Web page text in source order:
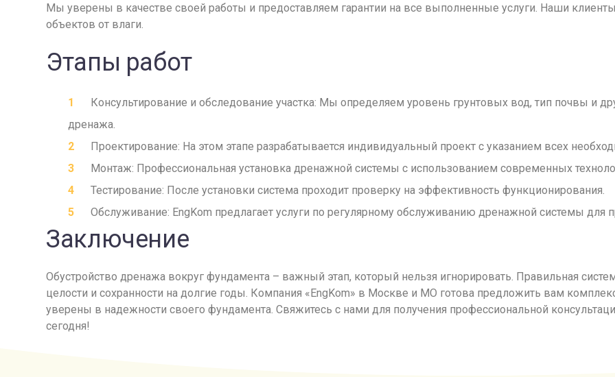
Мы уверены в качестве своей работы и предоставляем гарантии на все выполненные услуги. Наши
объектов от влаги.
Этапы работ
Консультирование и обследование участка: Мы определяем уровень грунтовых вод, тип почвы и
дренажа.
Проектирование: На этом этапе разрабатывается индивидуальный проект с указанием всех
Монтаж: Профессиональная установка дренажной системы с использованием современных
Тестирование: После установки система проходит проверку на эффективность функционирования.
Обслуживание: EngKom предлагает услуги по регулярному обслуживанию дренажной системы
Заключение
Обустройство дренажа вокруг фундамента – важный этап, который нельзя игнорировать. Правильная
целости и сохранности на долгие годы. Компания «EngKom» в Москве и МО готова предложить вам
уверены в надежности своего фундамента. Свяжитесь с нами для получения профессиональной
сегодня!